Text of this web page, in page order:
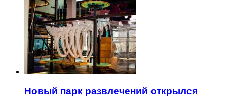
Новый парк развлечений открылся